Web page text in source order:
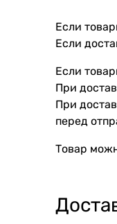
Если
Если
Если
При
При
перед
Товар